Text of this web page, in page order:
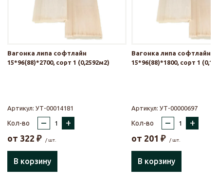
Вагонка липа софтлайн
15*96(88)*2700, сорт 1 (0,2592м2)
Артикул: УТ-00014181
Кол-во – +
от 322 ₽ / шт.
В корзину
Вагонка липа софтлайн
15*96(88)*1800, сорт 1
Артикул: УТ-00000697
Кол-во – +
от 201 ₽ / шт.
В корзину